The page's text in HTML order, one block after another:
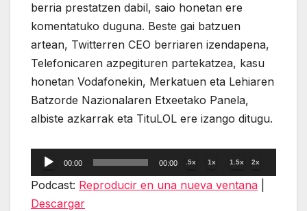
berria prestatzen dabil, saio honetan ere
komentatuko duguna. Beste gai batzuen
artean, Twitterren CEO berriaren izendapena,
Telefonicaren azpegituren partekatzea, kasu
honetan Vodafonekin, Merkatuen eta Lehiaren
Batzorde Nazionalaren Etxeetako Panela,
albiste azkarrak eta TituLOL ere izango ditugu.
Reproductor
de
00:00 00:00 .5x 1x 1.5x 2x
Podcast: Reproducir en una nueva ventana
Descargar